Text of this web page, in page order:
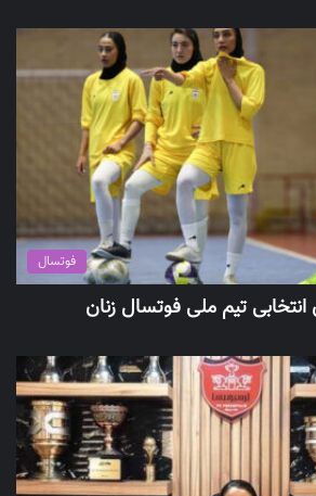
فوتسال
انتخابی تیم ملی فوتسال زنان